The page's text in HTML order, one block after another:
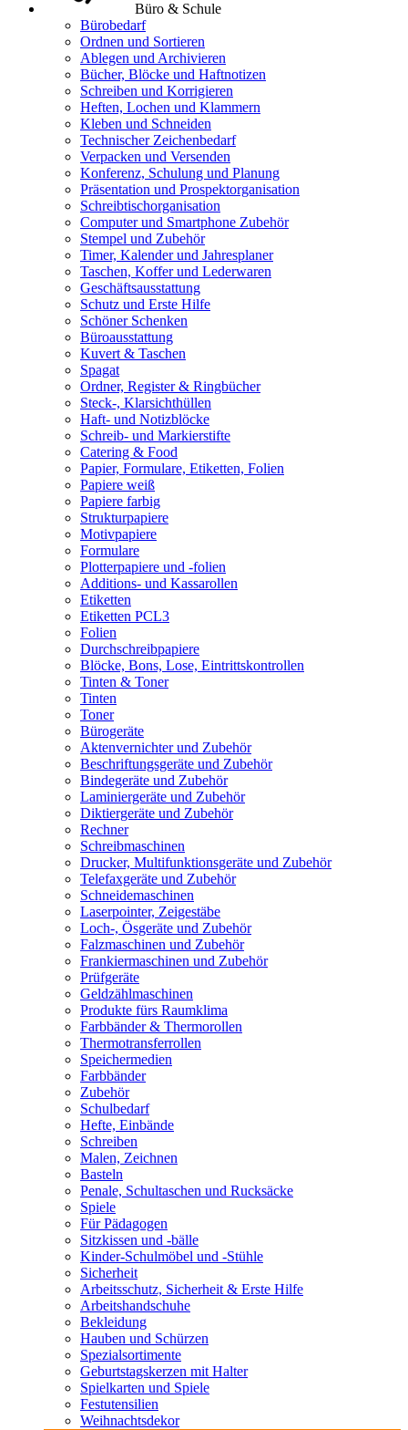
Büro & Schule
Bürobedarf
Ordnen und Sortieren
Ablegen und Archivieren
Bücher, Blöcke und Haftnotizen
Schreiben und Korrigieren
Heften, Lochen und Klammern
Kleben und Schneiden
Technischer Zeichenbedarf
Verpacken und Versenden
Konferenz, Schulung und Planung
Präsentation und Prospektorganisation
Schreibtischorganisation
Computer und Smartphone Zubehör
Stempel und Zubehör
Timer, Kalender und Jahresplaner
Taschen, Koffer und Lederwaren
Geschäftsausstattung
Schutz und Erste Hilfe
Schöner Schenken
Büroausstattung
Kuvert & Taschen
Spagat
Ordner, Register & Ringbücher
Steck-, Klarsichthüllen
Haft- und Notizblöcke
Schreib- und Markierstifte
Catering & Food
Papier, Formulare, Etiketten, Folien
Papiere weiß
Papiere farbig
Strukturpapiere
Motivpapiere
Formulare
Plotterpapiere und -folien
Additions- und Kassarollen
Etiketten
Etiketten PCL3
Folien
Durchschreibpapiere
Blöcke, Bons, Lose, Eintrittskontrollen
Tinten & Toner
Tinten
Toner
Bürogeräte
Aktenvernichter und Zubehör
Beschriftungsgeräte und Zubehör
Bindegeräte und Zubehör
Laminiergeräte und Zubehör
Diktiergeräte und Zubehör
Rechner
Schreibmaschinen
Drucker, Multifunktionsgeräte und Zubehör
Telefaxgeräte und Zubehör
Schneidemaschinen
Laserpointer, Zeigestäbe
Loch-, Ösgeräte und Zubehör
Falzmaschinen und Zubehör
Frankiermaschinen und Zubehör
Prüfgeräte
Geldzählmaschinen
Produkte fürs Raumklima
Farbbänder & Thermorollen
Thermotransferrollen
Speichermedien
Farbbänder
Zubehör
Schulbedarf
Hefte, Einbände
Schreiben
Malen, Zeichnen
Basteln
Penale, Schultaschen und Rucksäcke
Spiele
Für Pädagogen
Sitzkissen und -bälle
Kinder-Schulmöbel und -Stühle
Sicherheit
Arbeitsschutz, Sicherheit & Erste Hilfe
Arbeitshandschuhe
Bekleidung
Hauben und Schürzen
Spezialsortimente
Geburtstagskerzen mit Halter
Spielkarten und Spiele
Festutensilien
Weihnachtsdekor